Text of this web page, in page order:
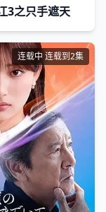
3之只手遮天
连载中 连载到2集